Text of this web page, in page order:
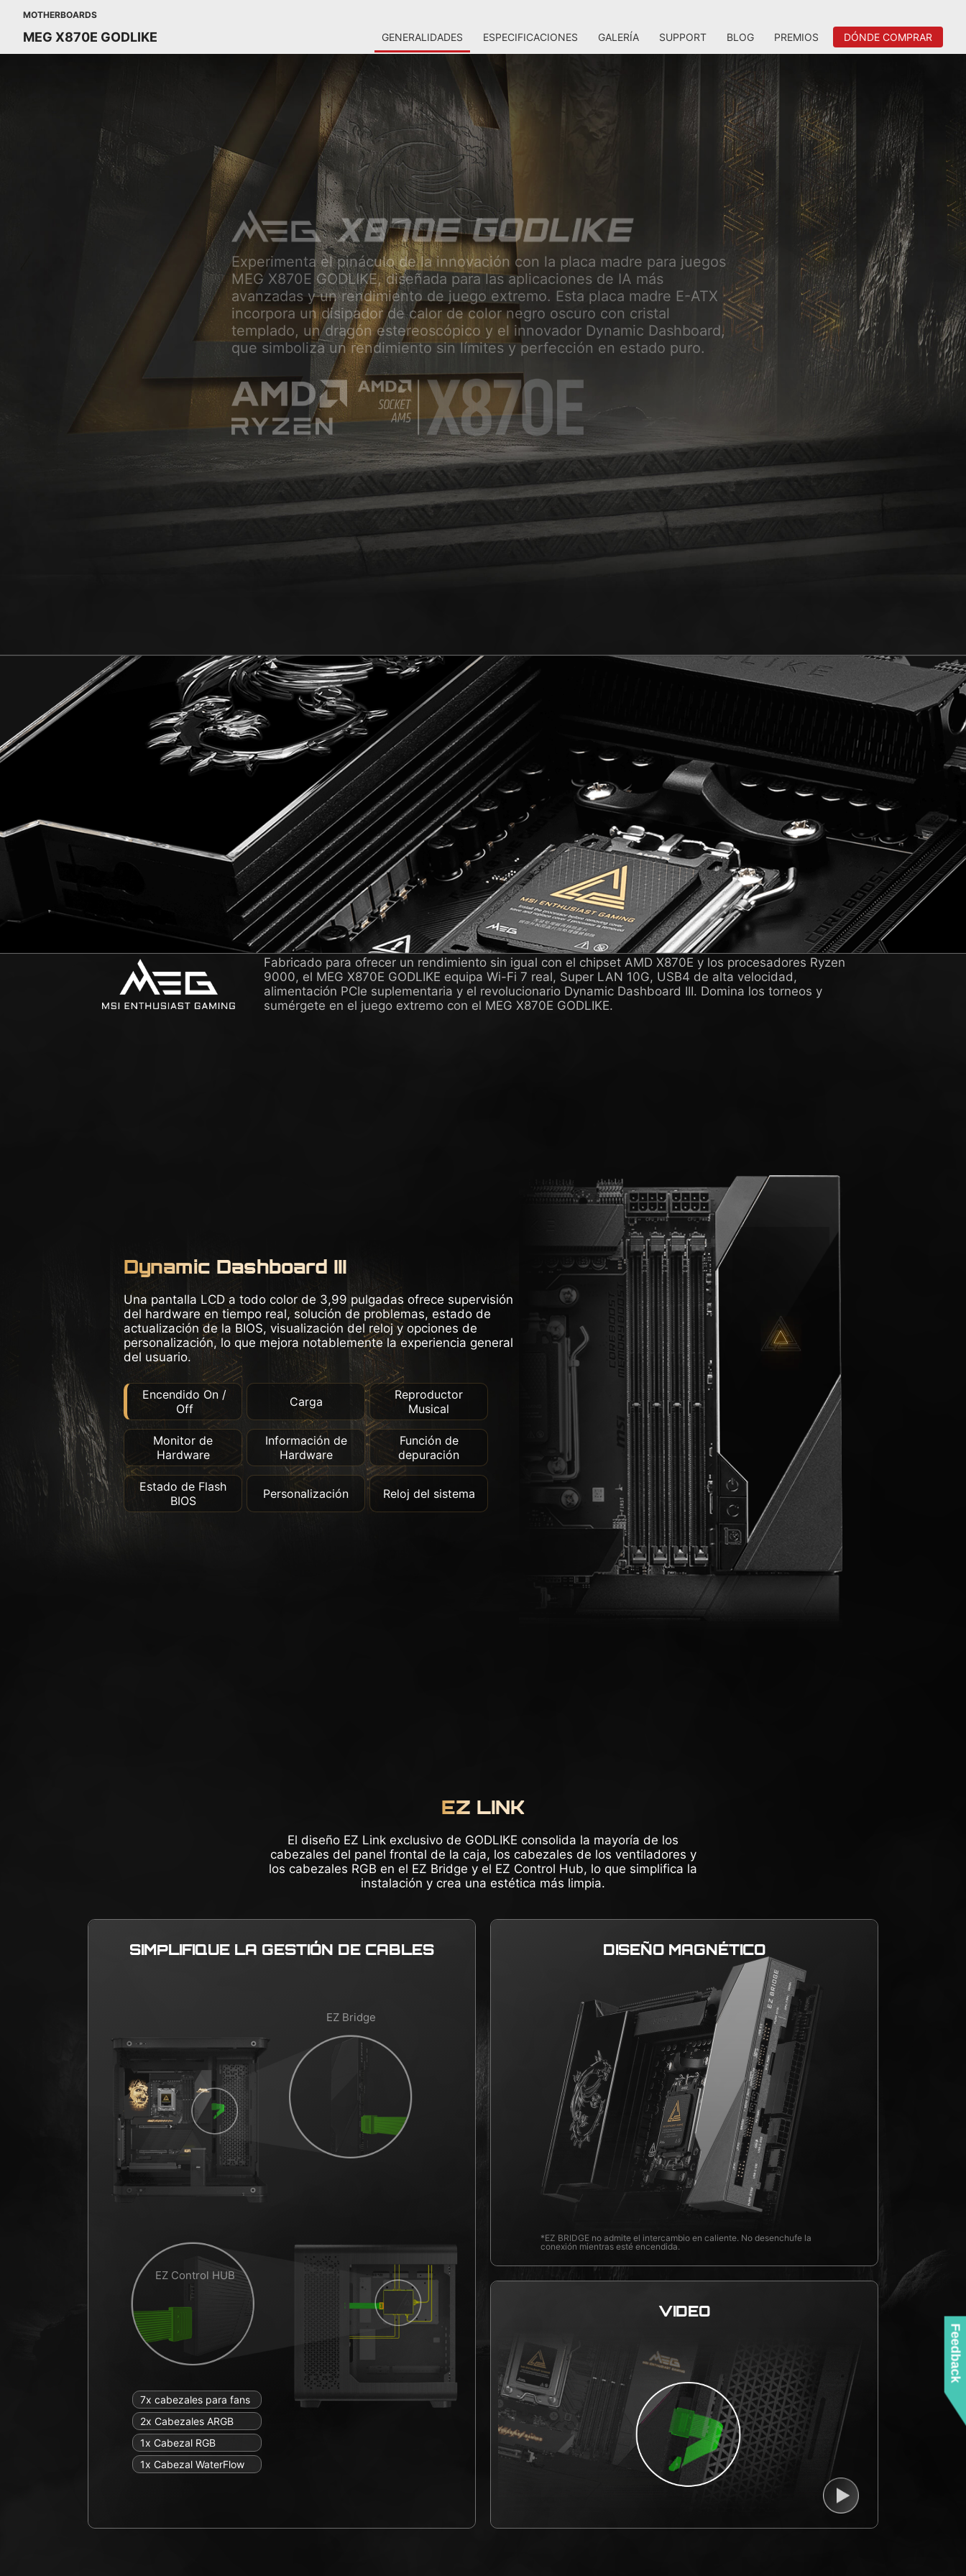
MOTHERBOARDS
MEG X870E GODLIKE GENERALIDADES ESPECIFICACIONES GALERÍA SUPPORT BLOG PREMIOS DÓNDE COMPRAR
Experimenta el pináculo de la innovación con la placa madre para juegos
MEG X870E GODLIKE, diseñada para las aplicaciones de IA más
avanzadas y un rendimiento de juego extremo. Esta placa madre E-ATX
incorpora un disipador de calor de color negro oscuro con cristal
templado, un dragón estereoscópico y el innovador Dynamic Dashboard,
que simboliza un rendimiento sin límites y perfección en estado puro.
GODLIKE
Fabricado para ofrecer un rendimiento sin igual con el chipset AMD X870E y los procesadores Ryzen
9000, el MEG X870E GODLIKE equipa Wi-Fi 7 real, Super LAN 10G, USB4 de alta velocidad,
alimentación PCIe suplementaria y el revolucionario Dynamic Dashboard III. Domina los torneos y
sumérgete en el juego extremo con el MEG X870E GODLIKE.
Dynamic Dashboard III
Una pantalla LCD a todo color de 3,99 pulgadas ofrece supervisión
del hardware en tiempo real, solución de problemas, estado de
actualización de la BIOS, visualización del reloj y opciones de
personalización, lo que mejora notablemente la experiencia general
del usuario.
Encendido On /
Off
Carga
Reproductor
Musical
Monitor de
Hardware
Información de
Hardware
Función de
depuración
Estado de Flash
BIOS
Personalización Reloj del sistema
EZ LINK
El diseño EZ Link exclusivo de GODLIKE consolida la mayoría de los
cabezales del panel frontal de la caja, los cabezales de los ventiladores y
los cabezales RGB en el EZ Bridge y el EZ Control Hub, lo que simplifica la
instalación y crea una estética más limpia.
SIMPLIFIQUE LA GESTIÓN DE CABLES
EZ Bridge
EZ Control HUB
7x cabezales para fans
2x Cabezales ARGB
1x Cabezal RGB
1x Cabezal WaterFlow
DISEÑO MAGNÉTICO
*EZ BRIDGE no admite el intercambio en caliente. No desenchufe la
conexión mientras esté encendida.
VIDEO
Feedback